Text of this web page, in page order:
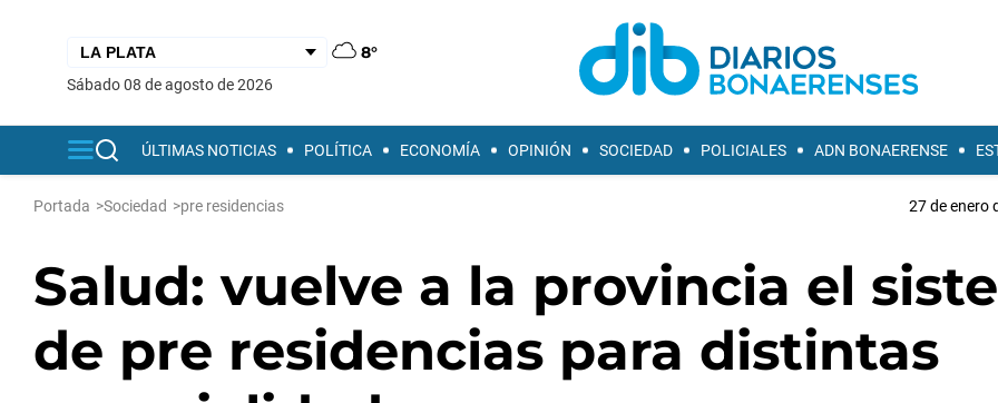
8°
sábado 08 de agosto de 2026
ÚLTIMAS NOTICIAS POLÍTICA ECONOMÍA OPINIÓN SOCIEDAD POLICIALES ADN BONAERENSE
Portada >Sociedad >pre residencias 27 de enero
Salud: vuelve a la provincia el
de pre residencias para distintas